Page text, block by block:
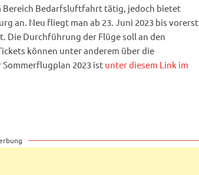
Bereich Bedarfsluftfahrt tätig, jedoch bietet
an. Neu fliegt man ab 23. Juni 2023 bis vorerst
Die Durchführung der Flüge soll an den
können unter anderem über die
2023 ist unter diesem Link im